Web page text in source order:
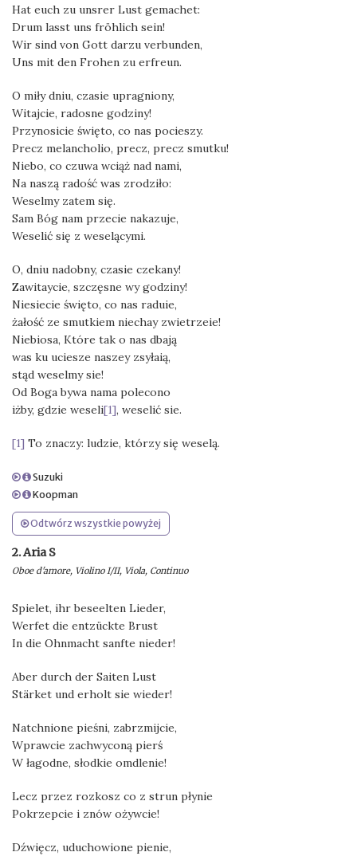
Hat euch zu unsrer Lust gemachet:
Drum lasst uns fröhlich sein!
Wir sind von Gott darzu verbunden,
Uns mit den Frohen zu erfreun.
O miły dniu, czasie upragniony,
Witajcie, radosne godziny!
Przynosicie święto, co nas pocieszy.
Precz melancholio, precz, precz smutku!
Niebo, co czuwa wciąż nad nami,
Na naszą radość was zrodziło:
Weselmy zatem się.
Sam Bóg nam przecie nakazuje,
Weselić się z weselącymi.
O, dniu nadobny, czasie czekany!
Zawitaycie, szczęsne wy godziny!
Niesiecie święto, co nas raduie,
żałość ze smutkiem niechay zwietrzeie!
Niebiosa, Które tak o nas dbają
was ku uciesze naszey zsyłaią,
stąd weselmy sie!
Od Boga bywa nama polecono
iżby, gdzie weseli[1], weselić sie.
[1] To znaczy: ludzie, którzy się weselą.
Suzuki
Koopman
Odtwórz wszystkie powyżej
2. Aria S
Oboe d'amore, Violino I/II, Viola, Continuo
Spielet, ihr beseelten Lieder,
Werfet die entzückte Brust
In die Ohnmacht sanfte nieder!
Aber durch der Saiten Lust
Stärket und erholt sie wieder!
Natchnione pieśni, zabrzmijcie,
Wprawcie zachwyconą pierś
W łagodne, słodkie omdlenie!
Lecz przez rozkosz co z strun płynie
Pokrzepcie i znów ożywcie!
Dźwięcz, uduchowione pienie,